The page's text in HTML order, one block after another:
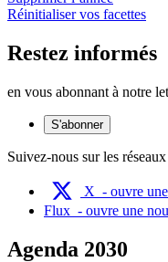
Réinitialiser vos facettes
Restez informés
en vous abonnant à notre
S'abonner
Suivez-nous sur les
X - ouvre
Flux - ouvre une
Agenda 2030